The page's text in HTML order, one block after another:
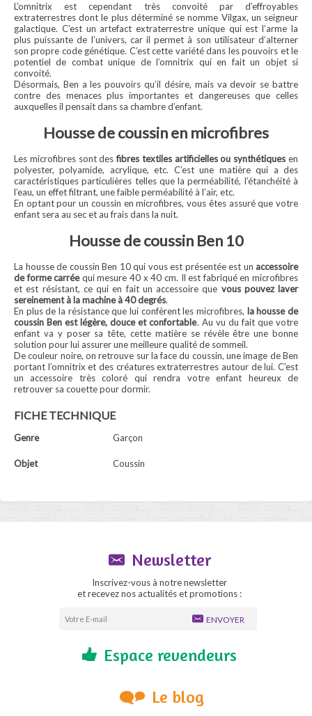
L’omnitrix est cependant très convoité par d’effroyables
extraterrestres dont le plus déterminé se nomme Vilgax, un seigneur
galactique. C’est un artefact extraterrestre unique qui est l’arme la
plus puissante de l’univers, car il permet à son utilisateur d’alterner
son propre code génétique. C’est cette variété dans les pouvoirs et le
potentiel de combat unique de l’omnitrix qui en fait un objet si
convoité.
Désormais, Ben a les pouvoirs qu’il désire, mais va devoir se battre
contre des menaces plus importantes et dangereuses que celles
auxquelles il pensait dans sa chambre d’enfant.
Housse de coussin en microfibres
Les microfibres sont desfibres textiles artificielles ou synthétiques en
polyester, polyamide, acrylique, etc. C’est une matière qui a des
caractéristiques particulières telles que la perméabilité, l’étanchéité à
l’eau, un effet filtrant, une faible perméabilité à l’air, etc.
En optant pour un coussin en microfibres, vous êtes assuré que votre
enfant sera au sec et au frais dans la nuit.
Housse de coussin Ben 10
La housse de coussin Ben 10 qui vous est présentée est un accessoire
de forme carréequi mesure 40 x 40 cm. Il est fabriqué en microfibres
et est résistant, ce qui en fait un accessoire que vous pouvez laver
sereinement à la machine à 40 degrés.
En plus de la résistance que lui confèrent les microfibres, la housse de
coussin Ben est légère, douce et confortable. Au vu du fait que votre
enfant va y poser sa tête, cette matière se révèle être une bonne
solution pour lui assurer une meilleure qualité de sommeil.
De couleur noire, on retrouve sur la face du coussin, une image de Ben
portant l’omnitrix et des créatures extraterrestres autour de lui. C’est
un accessoire très coloré qui rendra votre enfant heureux de
retrouver sa couette pour dormir.
FICHE TECHNIQUE
Genre Garçon
Objet Coussin
Newsletter
Inscrivez-vous à notre newsletter
et recevez nos actualités et promotions :
ENVOYER
Espace revendeurs
Le blog